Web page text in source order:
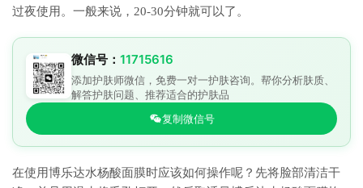
过夜使用。一般来说，20-30分钟就可以了。
微信号： 11715616
添加护肤师微信，免费一对一护肤咨询。帮你分析肤质、
解答护肤问题、推荐适合的护肤品
复制微信号
在使用博乐达水杨酸面膜时应该如何操作呢？先将脸部清洁干